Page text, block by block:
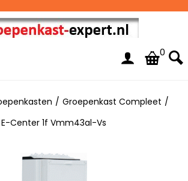
0
/ Groepenkast Compleet /
Center 1f Vmm43al-Vs